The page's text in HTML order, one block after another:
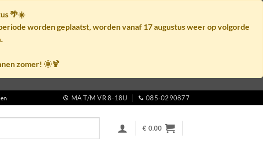
🌴☀️
worden geplaatst, worden vanaf 17 augustusweer op volgorde
zomer! 🌞🍹
MA T/M VR 8-18U 085-0290877
€ 0.00